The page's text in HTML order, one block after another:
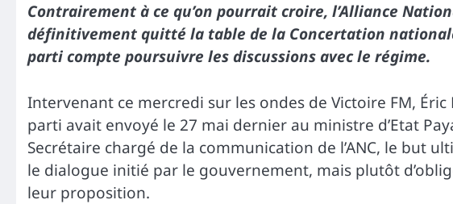
Contrairement à ce qu’on pourrait croire, l’Alliance
définitivement quitté la table de la Concertation
parti compte poursuivre les discussions avec le régime.
Intervenant ce mercredi sur les ondes de Victoire FM,
parti avait envoyé le 27 mai dernier au ministre d’Etat
Secrétaire chargé de la communication de l’ANC, le but
le dialogue initié par le gouvernement, mais plutôt
leur proposition.